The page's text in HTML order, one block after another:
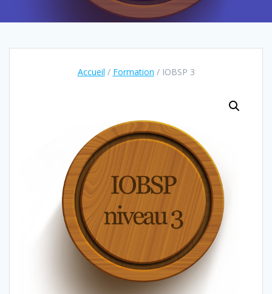
Accueil / Formation / IOBSP 3